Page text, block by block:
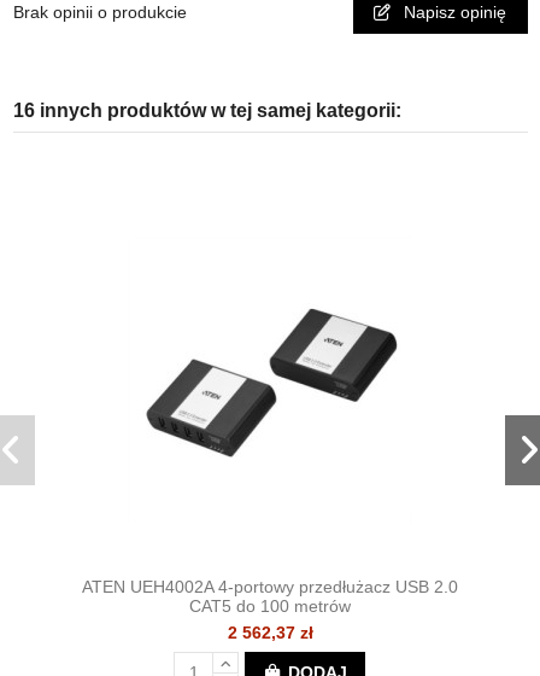
Brak opinii o produkcie Napisz opinię
16 innych produktów w tej samej kategorii:
ATEN UEH4002A 4-portowy przedłużacz USB 2.0
CAT5 do 100 metrów
2 562,37 zł